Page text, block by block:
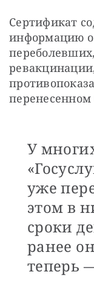
Сертификат
информацию
перенесенном
У
уже
этом в
сроки
ранее
теперь